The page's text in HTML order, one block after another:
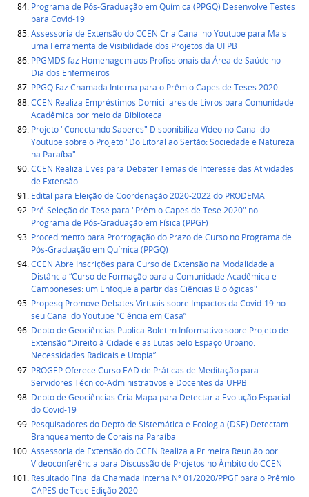
Programa de Pós-Graduação em Química (PPGQ) Desenvolve Testes
para Covid-19
Assessoria de Extensão do CCEN Cria Canal no Youtube para Mais
uma Ferramenta de Visibilidade dos Projetos da UFPB
PPGMDS faz Homenagem aos Profissionais da Área de Saúde no
Dia dos Enfermeiros
PPGQ Faz Chamada Interna para o Prêmio Capes de Teses 2020
CCEN Realiza Empréstimos Domiciliares de Livros para Comunidade
Acadêmica por meio da Biblioteca
Projeto "Conectando Saberes" Disponibiliza Vídeo no Canal do
Youtube sobre o Projeto "Do Litoral ao Sertão: Sociedade e Natureza
na Paraíba"
CCEN Realiza Lives para Debater Temas de Interesse das Atividades
de Extensão
Edital para Eleição de Coordenação 2020-2022 do PRODEMA
Pré-Seleção de Tese para "Prêmio Capes de Tese 2020" no
Programa de Pós-Graduação em Física (PPGF)
Procedimento para Prorrogação do Prazo de Curso no Programa de
Pós-Graduação em Química (PPGQ)
CCEN Abre Inscrições para Curso de Extensão na Modalidade a
Distância “Curso de Formação para a Comunidade Acadêmica e
Camponeses: um Enfoque a partir das Ciências Biológicas"
Propesq Promove Debates Virtuais sobre Impactos da Covid-19 no
seu Canal do Youtube “Ciência em Casa”
Depto de Geociências Publica Boletim Informativo sobre Projeto de
Extensão “Direito à Cidade e as Lutas pelo Espaço Urbano:
Necessidades Radicais e Utopia”
PROGEP Oferece Curso EAD de Práticas de Meditação para
Servidores Técnico-Administrativos e Docentes da UFPB
Depto de Geociências Cria Mapa para Detectar a Evolução Espacial
do Covid-19
Pesquisadores do Depto de Sistemática e Ecologia (DSE) Detectam
Branqueamento de Corais na Paraíba
Assessoria de Extensão do CCEN Realiza a Primeira Reunião por
Videoconferência para Discussão de Projetos no Âmbito do CCEN
Resultado Final da Chamada Interna Nº 01/2020/PPGF para o Prêmio
CAPES de Tese Edição 2020